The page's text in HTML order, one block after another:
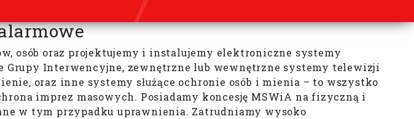
osób oraz projektujemy i instalujemy elektroniczne systemy
Grupy Interwencyjne, zewnętrzne lub wewnętrzne systemy telewizji
oraz inne systemy służące ochronie osób i mienia – to wszystko
imprez masowych. Posiadamy koncesję MSWiA na fizyczną i
w tym przypadku uprawnienia. Zatrudniamy wysoko